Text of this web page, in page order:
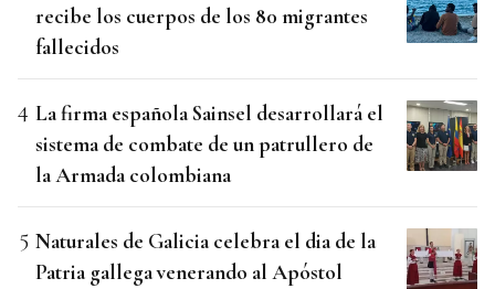
recibe los cuerpos de los 80 migrantes
fallecidos
La firma española Sainsel desarrollará el
sistema de combate de un patrullero de
la Armada colombiana
Naturales de Galicia celebra el dia de la
Patria gallega venerando al Apóstol